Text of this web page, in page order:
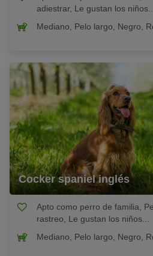
adiestrar, Le gustan los niños...
Mediano, Pelo largo, Negro,
Cocker spaniel inglés
Apto como perro de familia,
rastreo, Le gustan los niños...
Mediano, Pelo largo, Negro,